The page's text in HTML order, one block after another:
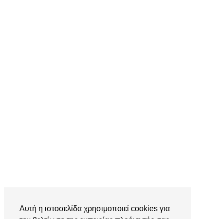
Αυτή η ιστοσελίδα χρησιμοποιεί cookies για